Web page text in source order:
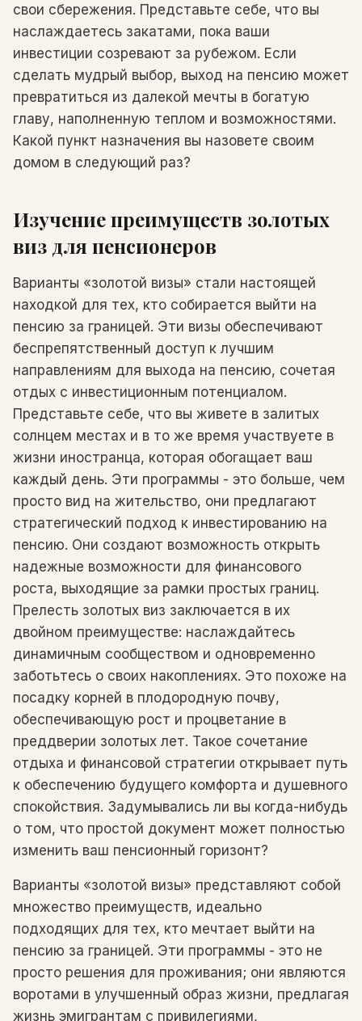
свои сбережения. Представьте себе, что вы
наслаждаетесь закатами, пока ваши
инвестиции созревают за рубежом. Если
сделать мудрый выбор, выход на пенсию может
превратиться из далекой мечты в богатую
главу, наполненную теплом и возможностями.
Какой пункт назначения вы назовете своим
домом в следующий раз?
Изучение преимуществ золотых
виз для пенсионеров
Варианты «золотой визы» стали настоящей
находкой для тех, кто собирается выйти на
пенсию за границей. Эти визы обеспечивают
беспрепятственный доступ к лучшим
направлениям для выхода на пенсию, сочетая
отдых с инвестиционным потенциалом.
Представьте себе, что вы живете в залитых
солнцем местах и ​​в то же время участвуете в
жизни иностранца, которая обогащает ваш
каждый день. Эти программы - это больше, чем
просто вид на жительство, они предлагают
стратегический подход к инвестированию на
пенсию. Они создают возможность открыть
надежные возможности для финансового
роста, выходящие за рамки простых границ.
Прелесть золотых виз заключается в их
двойном преимуществе: наслаждайтесь
динамичным сообществом и одновременно
заботьтесь о своих накоплениях. Это похоже на
посадку корней в плодородную почву,
обеспечивающую рост и процветание в
преддверии золотых лет. Такое сочетание
отдыха и финансовой стратегии открывает путь
к обеспечению будущего комфорта и душевного
спокойствия. Задумывались ли вы когда-нибудь
о том, что простой документ может полностью
изменить ваш пенсионный горизонт?
Варианты «золотой визы» представляют собой
множество преимуществ, идеально
подходящих для тех, кто мечтает выйти на
пенсию за границей. Эти программы - это не
просто решения для проживания; они являются
воротами в улучшенный образ жизни, предлагая
жизнь эмигрантам с привилегиями,